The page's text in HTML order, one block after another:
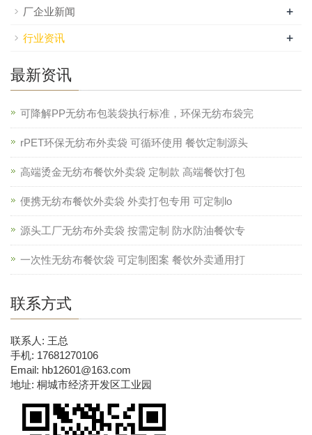
厂企业新闻 +
行业资讯 +
最新资讯
可降解PP无纺布包装袋执行标准，环保无纺布袋完
rPET环保无纺布外卖袋 可循环使用 餐饮定制源头
高端烫金无纺布餐饮外卖袋 定制款 高端餐饮打包
便携无纺布餐饮外卖袋 外卖打包专用 可定制lo
源头工厂无纺布外卖袋 按需定制 防水防油餐饮专
一次性无纺布餐饮袋 可定制图案 餐饮外卖通用打
联系方式
联系人: 王总
手机: 17681270106
Email: hb12601@163.com
地址: 桐城市经济开发区工业园